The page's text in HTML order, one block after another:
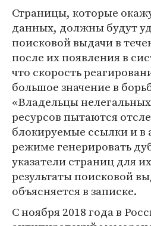
Страницы, которые
данных, должны будут
поисковой выдачи в
после их появления в
что скорость
большое значение в
«Владельцы
ресурсов пытаются
блокируемые ссылки и в
режиме генерировать
указатели страниц для
результаты поисковой
объясняется в записке.
С ноября 2018 года в